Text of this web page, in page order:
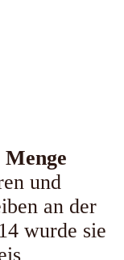
und
an der
wurde sie